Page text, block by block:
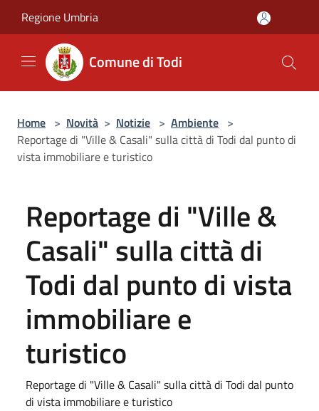
Regione Umbria
Comune di Todi
Home > Novità > Notizie > Ambiente >
Reportage di "Ville & Casali" sulla città di Todi dal punto di
vista immobiliare e turistico
Reportage di "Ville &
Casali" sulla città di
Todi dal punto di vista
immobiliare e
turistico
Reportage di "Ville & Casali" sulla città di Todi dal punto
di vista immobiliare e turistico